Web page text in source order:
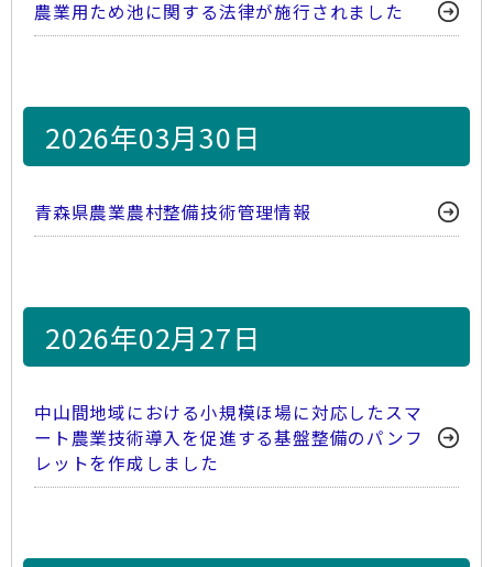
農業用ため池に関する法律が施行されました
2026年03月30日
青森県農業農村整備技術管理情報
2026年02月27日
中山間地域における小規模ほ場に対応したスマ
ート農業技術導入を促進する基盤整備のパンフ
レットを作成しました